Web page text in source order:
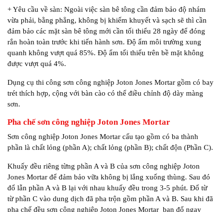
+ Yêu cầu về sàn: Ngoài việc sàn bê tông cần đảm bảo độ nhám
vừa phải, bằng phẳng, không bị khiếm khuyết và sạch sẽ thì cần
đảm bảo các mặt sàn bê tông mới cần tối thiểu 28 ngày để đóng
rắn hoàn toàn trước khi tiến hành sơn. Độ ẩm môi trường xung
quanh không vượt quá 85%. Độ ẩm tối thiểu trên bề mặt không
được vượt quá 4%.
Dụng cụ thi công sơn công nghiệp Joton Jones Mortar gồm có bay
trét thích hợp, cộng với bàn cào có thể điều chỉnh độ dày màng
sơn.
Pha chế sơn công nghiệp Joton Jones Mortar
Sơn công nghiệp Joton Jones Mortar cấu tạo gồm có ba thành
phần là chất lỏng (phần A); chất lỏng (phần B); chất độn (Phần C).
Khuấy đều riêng từng phần A và B của sơn công nghiệp Joton
Jones Mortar để đảm bảo vữa không bị lắng xuống thùng. Sau đó
đổ lẫn phần A và B lại với nhau khuấy đều trong 3-5 phút. Đổ từ
từ phần C vào dung dịch đã pha trộn gồm phần A và B. Sau khi đã
pha chế đều sơn công nghiệp Joton Jones Mortar bạn đổ ngay